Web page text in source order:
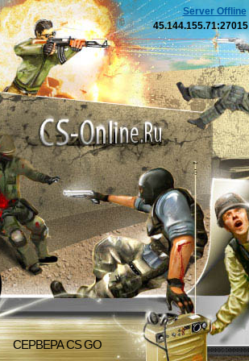
СЕРВЕРА CS GO
Server Offline
45.144.155.71:27015